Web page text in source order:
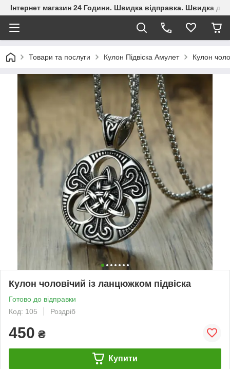
Інтернет магазин 24 Години. Швидка відправка. Швидка
Товари та послуги Кулон Підвіска Амулет Кулон
Кулон чоловічий із ланцюжком підвіска
Готово до відправки
Код: 105
Роздріб
450 ₴
Купити